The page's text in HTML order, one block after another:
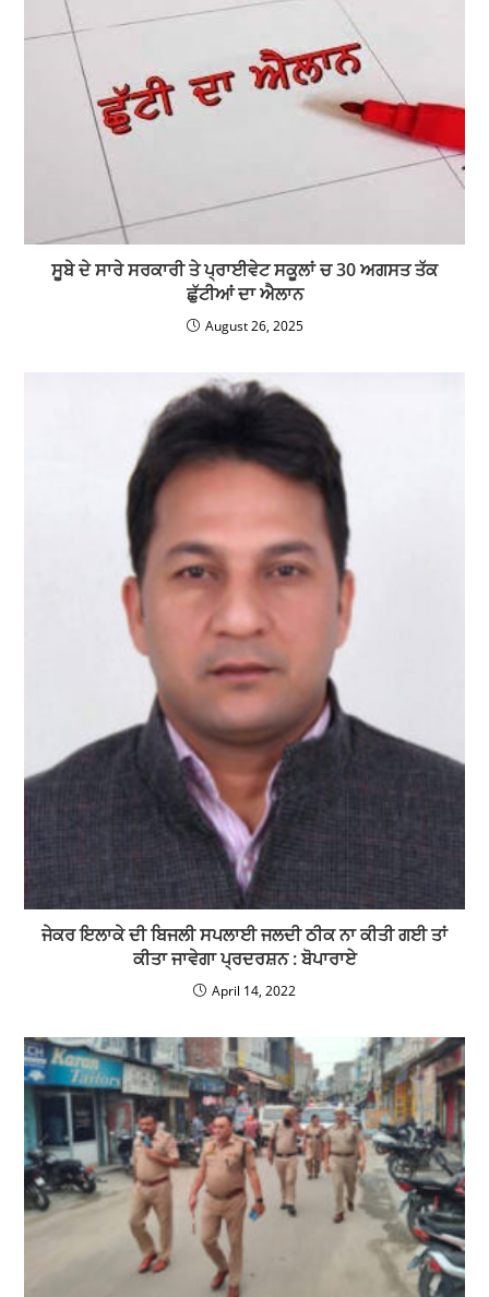
ਸੂਬੇ ਦੇ ਸਾਰੇ ਸਰਕਾਰੀ ਤੇ ਪ੍ਰਾਈਵੇਟ ਸਕੂਲਾਂ ਚ 30 ਅਗਸਤ ਤੱਕ
ਛੁੱਟੀਆਂ ਦਾ ਐਲਾਨ
August 26, 2025
ਜੇਕਰ ਇਲਾਕੇ ਦੀ ਬਿਜਲੀ ਸਪਲਾਈ ਜਲਦੀ ਠੀਕ ਨਾ ਕੀਤੀ ਗਈ ਤਾਂ
ਕੀਤਾ ਜਾਵੇਗਾ ਪ੍ਰਦਰਸ਼ਨ : ਬੋਪਾਰਾਏ
April 14, 2022